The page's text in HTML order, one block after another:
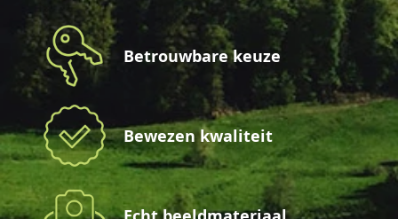
Betrouwbare keuze
Bewezen kwaliteit